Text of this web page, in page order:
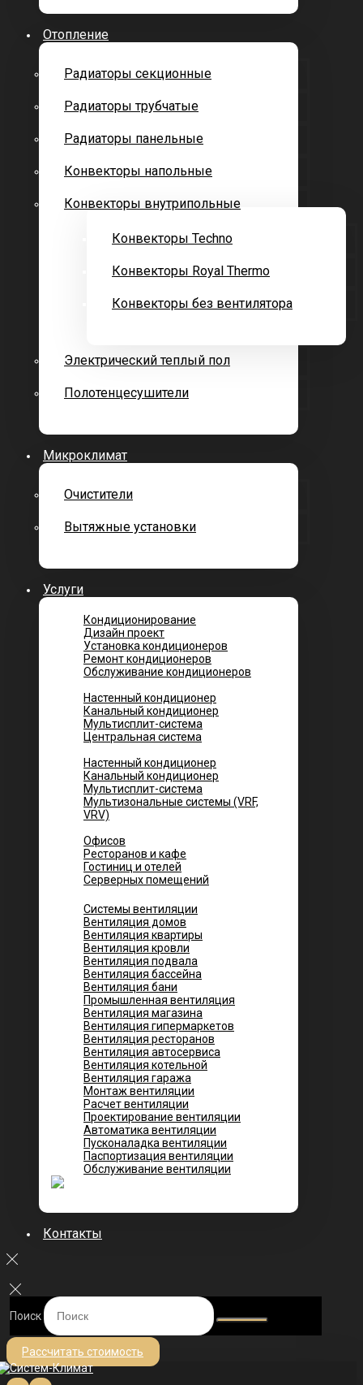
Отопление
Радиаторы секционные
Радиаторы трубчатые
Радиаторы панельные
Конвекторы напольные
Конвекторы внутрипольные
Конвекторы Techno
Конвекторы Royal Thermo
Конвекторы без вентилятора
Электрический теплый пол
Полотенцесушители
Микроклимат
Очистители
Вытяжные установки
Услуги
Кондиционирование
Дизайн проект
Установка кондиционеров
Ремонт кондиционеров
Обслуживание кондиционеров
Настенный кондиционер
Канальный кондиционер
Мультисплит-система
Центральная система
Настенный кондиционер
Канальный кондиционер
Мультисплит-система
Мультизональные системы (VRF,
VRV)
Офисов
Ресторанов и кафе
Гостиниц и отелей
Серверных помещений
Системы вентиляции
Вентиляция домов
Вентиляция квартиры
Вентиляция кровли
Вентиляция подвала
Вентиляция бассейна
Вентиляция бани
Промышленная вентиляция
Вентиляция магазина
Вентиляция гипермаркетов
Вентиляция ресторанов
Вентиляция автосервиса
Вентиляция котельной
Вентиляция гаража
Монтаж вентиляции
Расчет вентиляции
Проектирование вентиляции
Автоматика вентиляции
Пусконаладка вентиляции
Паспортизация вентиляции
Обслуживание вентиляции
Контакты
Поиск
Рассчитать стоимость